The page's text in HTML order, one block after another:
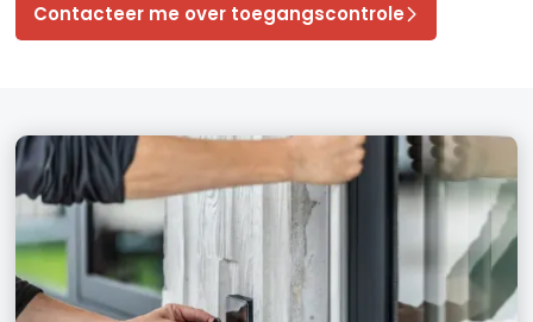
Contacteer me over toegangscontrole